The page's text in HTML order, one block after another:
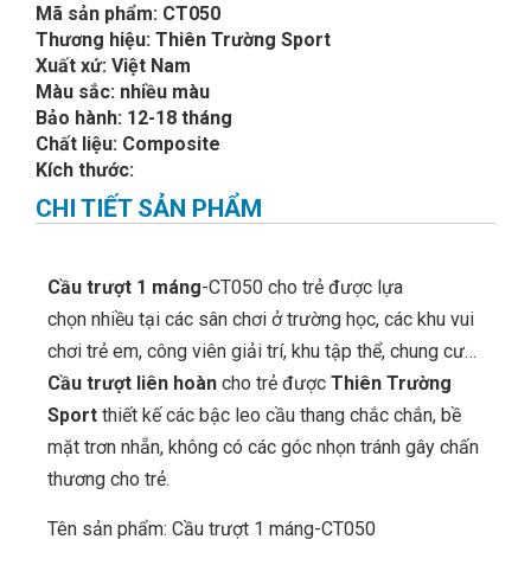
Mã sản phẩm: CT050
Thương hiệu: Thiên Trường Sport
Xuất xứ: Việt Nam
Màu sắc: nhiều màu
Bảo hành: 12-18 tháng
Chất liệu: Composite
Kích thước:
CHI TIẾT SẢN PHẨM
Cầu trượt 1 máng-CT050 cho trẻ được lựa
chọn nhiều tại các sân chơi ở trường học, các khu vui
chơi trẻ em, công viên giải trí, khu tập thể, chung cư…
Cầu trượt liên hoàn cho trẻ được Thiên Trường
Sport thiết kế các bậc leo cầu thang chắc chắn, bề
mặt trơn nhẵn, không có các góc nhọn tránh gây chấn
thương cho trẻ.
Tên sản phẩm: Cầu trượt 1 máng-CT050